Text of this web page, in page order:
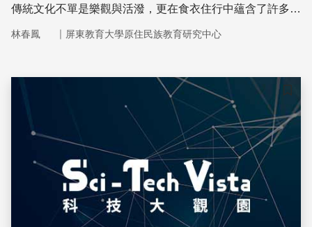
傳統文化不單是樂觀與活潑，更在食衣住行中蘊含了許多基
認識自身文化中的科學知識。
林春鳳 ｜ 屏東教育大學原住民族教育研究中心
儲存